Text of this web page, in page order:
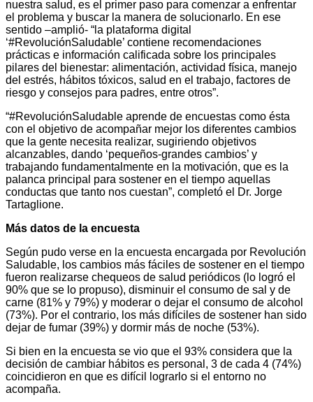
nuestra salud, es el primer paso para comenzar a enfrentar
el problema y buscar la manera de solucionarlo. En ese
sentido –amplió- “la plataforma digital
‘#RevoluciónSaludable’ contiene recomendaciones
prácticas e información calificada sobre los principales
pilares del bienestar: alimentación, actividad física, manejo
del estrés, hábitos tóxicos, salud en el trabajo, factores de
riesgo y consejos para padres, entre otros”.
“#RevoluciónSaludable aprende de encuestas como ésta
con el objetivo de acompañar mejor los diferentes cambios
que la gente necesita realizar, sugiriendo objetivos
alcanzables, dando ‘pequeños-grandes cambios’ y
trabajando fundamentalmente en la motivación, que es la
palanca principal para sostener en el tiempo aquellas
conductas que tanto nos cuestan”, completó el Dr. Jorge
Tartaglione.
Más datos de la encuesta
Según pudo verse en la encuesta encargada por Revolución
Saludable, los cambios más fáciles de sostener en el tiempo
fueron realizarse chequeos de salud periódicos (lo logró el
90% que se lo propuso), disminuir el consumo de sal y de
carne (81% y 79%) y moderar o dejar el consumo de alcohol
(73%). Por el contrario, los más difíciles de sostener han sido
dejar de fumar (39%) y dormir más de noche (53%).
Si bien en la encuesta se vio que el 93% considera que la
decisión de cambiar hábitos es personal, 3 de cada 4 (74%)
coincidieron en que es difícil lograrlo si el entorno no
acompaña.